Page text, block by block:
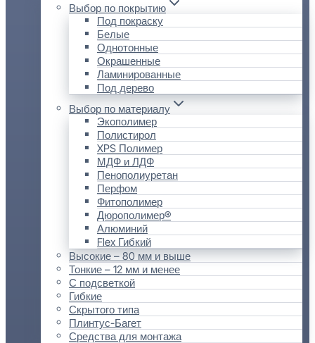
Выбор по покрытию
Под покраску
Белые
Однотонные
Окрашенные
Ламинированные
Под дерево
Выбор по материалу
Экополимер
Полистирол
XPS Полимер
МДФ и ЛДФ
Пенополиуретан
Перфом
Фитополимер
Дюрополимер®
Алюминий
Flex Гибкий
Высокие – 80 мм и выше
Тонкие – 12 мм и менее
С подсветкой
Гибкие
Скрытого типа
Плинтус-Багет
Средства для монтажа